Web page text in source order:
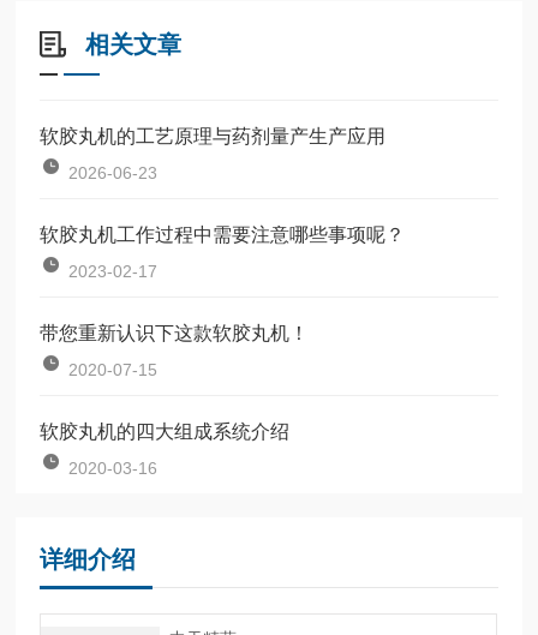
相关文章
软胶丸机的工艺原理与药剂量产生产应用
2026-06-23
软胶丸机工作过程中需要注意哪些事项呢？
2023-02-17
带您重新认识下这款软胶丸机！
2020-07-15
软胶丸机的四大组成系统介绍
2020-03-16
详细介绍